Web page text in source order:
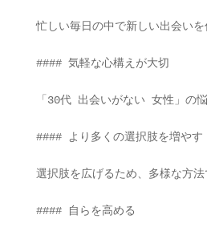
忙しい毎日の中で新しい出会い
#### 気軽な心構えが大切
「30代 出会いがない 女性」の
#### より多くの選択肢を増やす
選択肢を広げるため、多様な方
#### 自らを高める